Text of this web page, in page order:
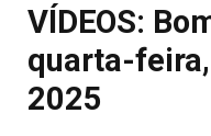
VÍDEOS:
quarta-
2025